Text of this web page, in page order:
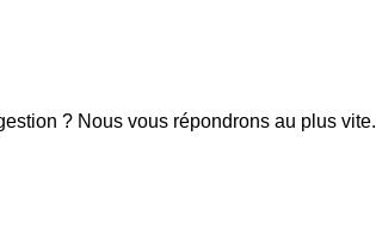
? Nous vous répondrons au plus vite.